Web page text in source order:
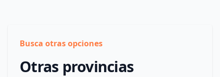
Busca otras opciones
Otras provincias